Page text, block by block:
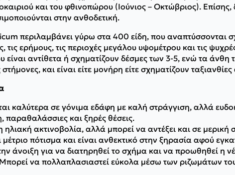
και του φθινοπώρου (Ιούνιος – Οκτώβριος). Επίσης,
στην ανθοδετική.
περιλαμβάνει γύρω στα 400 είδη, που αναπτύσσονται
τις ερήμους, τις περιοχές μεγάλου υψομέτρου και τις
είναι αντίθετα ή σχηματίζουν δέσμες των 3-5, ενώ τα άνθη
και είναι είτε μονήρη είτε σχηματίζουν ταξιανθίες
καλύτερα σε γόνιμα εδάφη με καλή στράγγιση, αλλά
και ξηρές θέσεις.
ακτινοβολία, αλλά μπορεί να αντέξει και σε μερική
μέτριο πότισμα και είναι ανθεκτικό στην ξηρασία αφού
άνοιξη για να διατηρηθεί το σχήμα και να προωθηθεί η
Μπορεί να πολλαπλασιαστεί εύκολα μέσω των ριζωμάτων